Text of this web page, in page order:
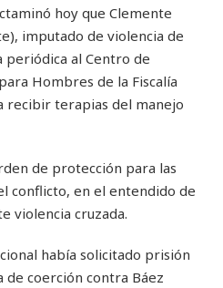
hoy que Clemente
imputado de violencia de
periódica al Centro de
Hombres de la Fiscalía
recibir terapias del manejo
de protección para las
conflicto, en el entendido de
violencia cruzada.
había solicitado prisión
coerción contra Báez